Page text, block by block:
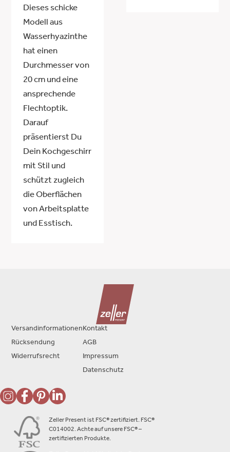
Dieses schicke
Modell aus
Wasserhyazinthe
hat einen
Durchmesser von
20 cm und eine
ansprechende
Flechtoptik.
Darauf
präsentierst Du
Dein Kochgeschirr
mit Stil und
schützt zugleich
die Oberflächen
von Arbeitsplatte
und Esstisch.
Zeller Present ist FSC® zertifiziert. FSC®
C014002. Achte auf unsere FSC® –
zertifizierten Produkte.
Versandinformationen
Rücksendung
Widerrufsrecht
Kontakt
AGB
Impressum
Datenschutz